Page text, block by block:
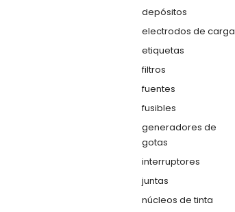
depósitos
electrodos de carga
etiquetas
filtros
fuentes
fusibles
generadores de
gotas
interruptores
juntas
núcleos de tinta